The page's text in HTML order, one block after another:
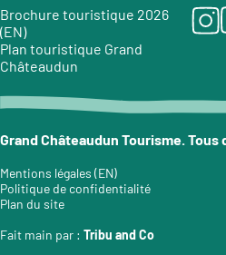
Brochure touristique 2026
(EN)
Plan touristique Grand
Châteaudun
Grand Châteaudun Tourisme.
Mentions légales (EN)
Politique de confidentialité
Plan du site
Fait main par : Tribu and Co